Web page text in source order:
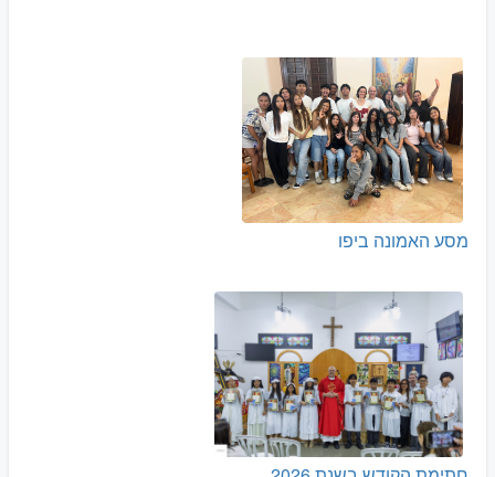
מסע האמונה ביפו